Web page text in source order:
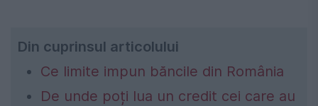
Din cuprinsul articolului
Ce limite impun băncile din România
De unde poți lua un credit cei care au